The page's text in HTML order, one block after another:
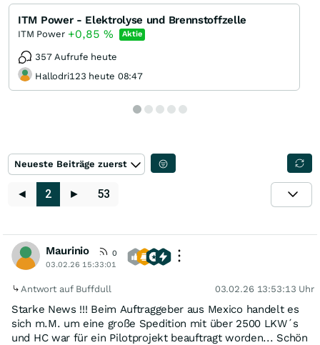
ITM Power - Elektrolyse und Brennstoffzelle
ITM Power +0,85 % Aktie
357 Aufrufe heute
Hallodri123 heute 08:47
Neueste Beiträge zuerst
◄ 2 ► 53
Maurinio
0
03.02.26 15:33:01
Antwort auf Buffdull 03.02.26 13:53:13 Uhr
Starke News !!! Beim Auftraggeber aus Mexico handelt es
sich m.M. um eine große Spedition mit über 2500 LKW´s
und HC war für ein Pilotprojekt beauftragt worden... Schön